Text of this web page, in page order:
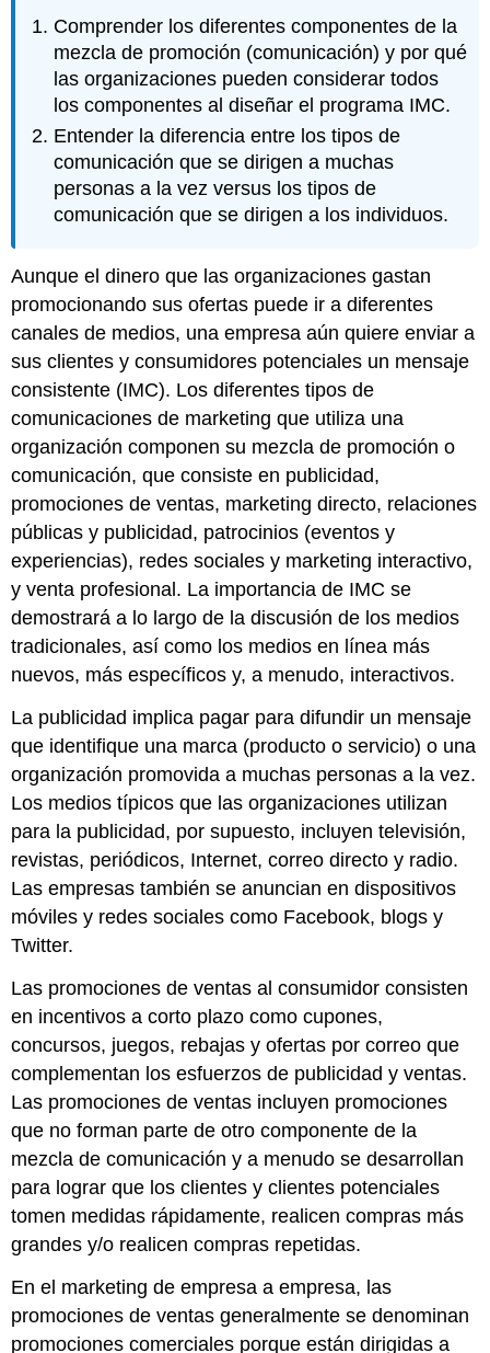
Preguntas
de
revisión
Comprender los diferentes componentes de la
mezcla de promoción (comunicación) y por qué
las organizaciones pueden considerar todos
los componentes al diseñar el programa IMC.
Entender la diferencia entre los tipos de
comunicación que se dirigen a muchas
personas a la vez versus los tipos de
comunicación que se dirigen a los individuos.
Aunque el dinero que las organizaciones gastan
promocionando sus ofertas puede ir a diferentes
canales de medios, una empresa aún quiere enviar a
sus clientes y consumidores potenciales un mensaje
consistente (IMC). Los diferentes tipos de
comunicaciones de marketing que utiliza una
organización componen su mezcla de promoción o
comunicación, que consiste en publicidad,
promociones de ventas, marketing directo, relaciones
públicas y publicidad, patrocinios (eventos y
experiencias), redes sociales y marketing interactivo,
y venta profesional. La importancia de IMC se
demostrará a lo largo de la discusión de los medios
tradicionales, así como los medios en línea más
nuevos, más específicos y, a menudo, interactivos.
La publicidad implica pagar para difundir un mensaje
que identifique una marca (producto o servicio) o una
organización promovida a muchas personas a la vez.
Los medios típicos que las organizaciones utilizan
para la publicidad, por supuesto, incluyen televisión,
revistas, periódicos, Internet, correo directo y radio.
Las empresas también se anuncian en dispositivos
móviles y redes sociales como Facebook, blogs y
Twitter.
Las promociones de ventas al consumidor consisten
en incentivos a corto plazo como cupones,
concursos, juegos, rebajas y ofertas por correo que
complementan los esfuerzos de publicidad y ventas.
Las promociones de ventas incluyen promociones
que no forman parte de otro componente de la
mezcla de comunicación y a menudo se desarrollan
para lograr que los clientes y clientes potenciales
tomen medidas rápidamente, realicen compras más
grandes y/o realicen compras repetidas.
En el marketing de empresa a empresa, las
promociones de ventas generalmente se denominan
promociones comerciales porque están dirigidas a